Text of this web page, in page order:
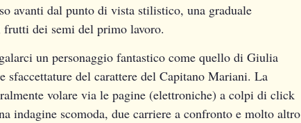
avanti dal punto di vista stilistico, una graduale
dei semi del primo lavoro.
un personaggio fantastico come quello di Giulia
sfaccettature del carattere del Capitano Mariani. La
volare via le pagine (elettroniche) a colpi di click
indagine scomoda, due carriere a confronto e molto altro